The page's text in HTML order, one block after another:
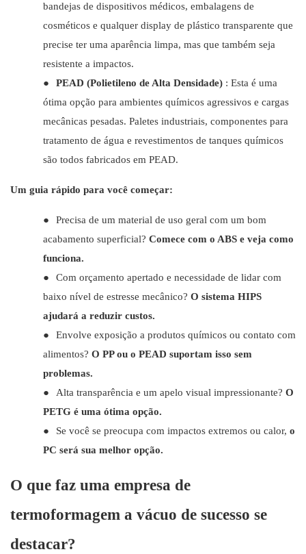
bandejas de dispositivos médicos, embalagens de
cosméticos e qualquer display de plástico transparente que
precise ter uma aparência limpa, mas que também seja
resistente a impactos.
●
PEAD (Polietileno de Alta Densidade) : Esta é uma
ótima opção para ambientes químicos agressivos e cargas
mecânicas pesadas. Paletes industriais, componentes para
tratamento de água e revestimentos de tanques químicos
são todos fabricados em PEAD.
Um guia rápido para você começar:
●
Precisa de um material de uso geral com um bom
acabamento superficial? Comece com o ABS e veja como
funciona.
●
Com orçamento apertado e necessidade de lidar com
baixo nível de estresse mecânico? O sistema HIPS
ajudará a reduzir custos.
●
Envolve exposição a produtos químicos ou contato com
alimentos? O PP ou o PEAD suportam isso sem
problemas.
●
Alta transparência e um apelo visual impressionante? O
PETG é uma ótima opção.
●
Se você se preocupa com impactos extremos ou calor, o
PC será sua melhor opção.
O que faz uma empresa de
termoformagem a vácuo de sucesso se
destacar?